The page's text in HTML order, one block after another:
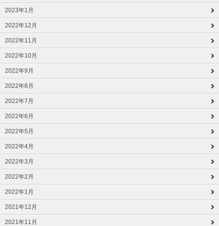
2023年1月
2022年12月
2022年11月
2022年10月
2022年9月
2022年8月
2022年7月
2022年6月
2022年5月
2022年4月
2022年3月
2022年2月
2022年1月
2021年12月
2021年11月